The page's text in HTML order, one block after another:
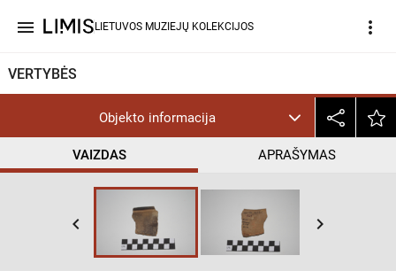
menu LIETUVOS MUZIEJŲ KOLEKCIJOS more_vert
VERTYBĖS
Objekto informacija
VAIZDAS APRAŠYMAS
keyboard_arrow_left keyboard_arrow_right